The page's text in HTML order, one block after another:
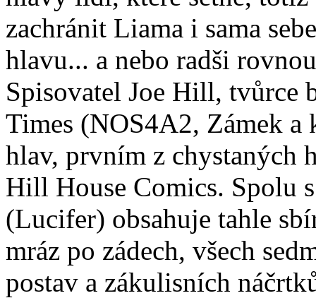
zachránit Liama i sama
hlavu... a nebo radši
Spisovatel Joe Hill, tvůrce
Times (NOS4A2, Zámek
hlav, prvním z chystaných
Hill House Comics. Spolu
(Lucifer) obsahuje tahle
mráz po zádech, všech
postav a zákulisních